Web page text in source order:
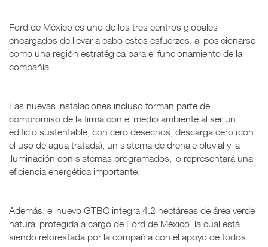
Ford de México es uno de los tres centros globales
encargados de llevar a cabo estos esfuerzos, al posicionarse
como una región estratégica para el funcionamiento de la
compañía.
Las nuevas instalaciones incluso forman parte del
compromiso de la firma con el medio ambiente al ser un
edificio sustentable, con cero desechos, descarga cero (con
el uso de agua tratada), un sistema de drenaje pluvial y la
iluminación con sistemas programados, lo representará una
eficiencia energética importante.
Además, el nuevo GTBC integra 4.2 hectáreas de área verde
natural protegida a cargo de Ford de México, la cual está
siendo reforestada por la compañía con el apoyo de todos